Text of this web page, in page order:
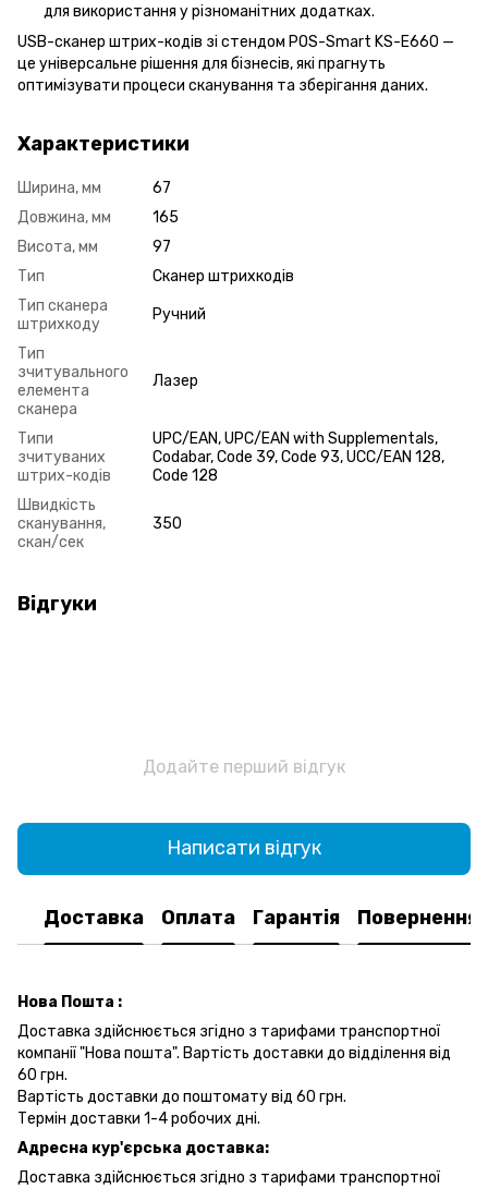
для використання у різноманітних додатках.
USB-сканер штрих-кодів зі стендом POS-Smart KS-E660 —
це універсальне рішення для бізнесів, які прагнуть
оптимізувати процеси сканування та зберігання даних.
Характеристики
Ширина, мм
67
Довжина, мм
165
Висота, мм
97
Тип
Сканер штрихкодів
Тип сканера
штрихкоду
Ручний
Тип
зчитувального
елемента
сканера
Лазер
Типи
зчитуваних
штрих-кодів
UPC/EAN, UPC/EAN with Supplementals,
Codabar, Code 39, Code 93, UCC/EAN 128,
Code 128
Швидкість
сканування,
скан/сек
350
Відгуки
Додайте перший відгук
Написати відгук
Доставка Оплата Гарантія Повернення
Нова Пошта :
Доставка здійснюється згідно з тарифами транспортної
компанії "Нова пошта". Вартість доставки до відділення від
60 грн.
Вартість доставки до поштомату від 60 грн.
Термін доставки 1-4 робочих дні.
Адресна кур'єрська доставка:
Доставка здійснюється згідно з тарифами транспортної